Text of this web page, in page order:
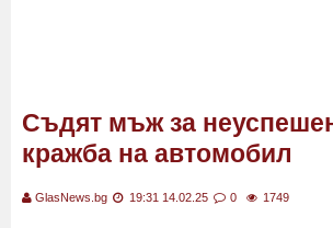
Съдят мъж за
кражба на автомобил
GlasNews.bg 19:31 14.02.25 0 1749